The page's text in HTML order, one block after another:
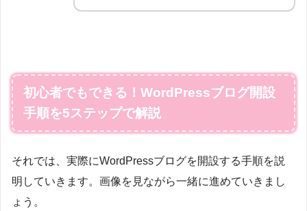
初心者でもできる！WordPressブログ開設
手順を5ステップで解説
それでは、実際にWordPressブログを開設する手順を説
明していきます。画像を見ながら一緒に進めていきまし
ょう。